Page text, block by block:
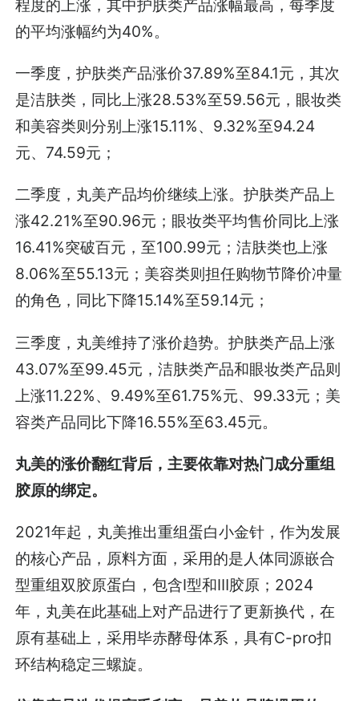
程度的上涨，其中护肤类产品涨幅最高，每季度
的平均涨幅约为40%。
一季度，护肤类产品涨价37.89%至84.1元，其次
是洁肤类，同比上涨28.53%至59.56元，眼妆类
和美容类则分别上涨15.11%、9.32%至94.24
元、74.59元；
二季度，丸美产品均价继续上涨。护肤类产品上
涨42.21%至90.96元；眼妆类平均售价同比上涨
16.41%突破百元，至100.99元；洁肤类也上涨
8.06%至55.13元；美容类则担任购物节降价冲量
的角色，同比下降15.14%至59.14元；
三季度，丸美维持了涨价趋势。护肤类产品上涨
43.07%至99.45元，洁肤类产品和眼妆类产品则
上涨11.22%、9.49%至61.75%元、99.33元；美
容类产品同比下降16.55%至63.45元。
丸美的涨价翻红背后，主要依靠对热门成分重组
胶原的绑定。
2021年起，丸美推出重组蛋白小金针，作为发展
的核心产品，原料方面，采用的是人体同源嵌合
型重组双胶原蛋白，包含I型和Ⅲ胶原；2024
年，丸美在此基础上对产品进行了更新换代，在
原有基础上，采用毕赤酵母体系，具有C-pro扣
环结构稳定三螺旋。